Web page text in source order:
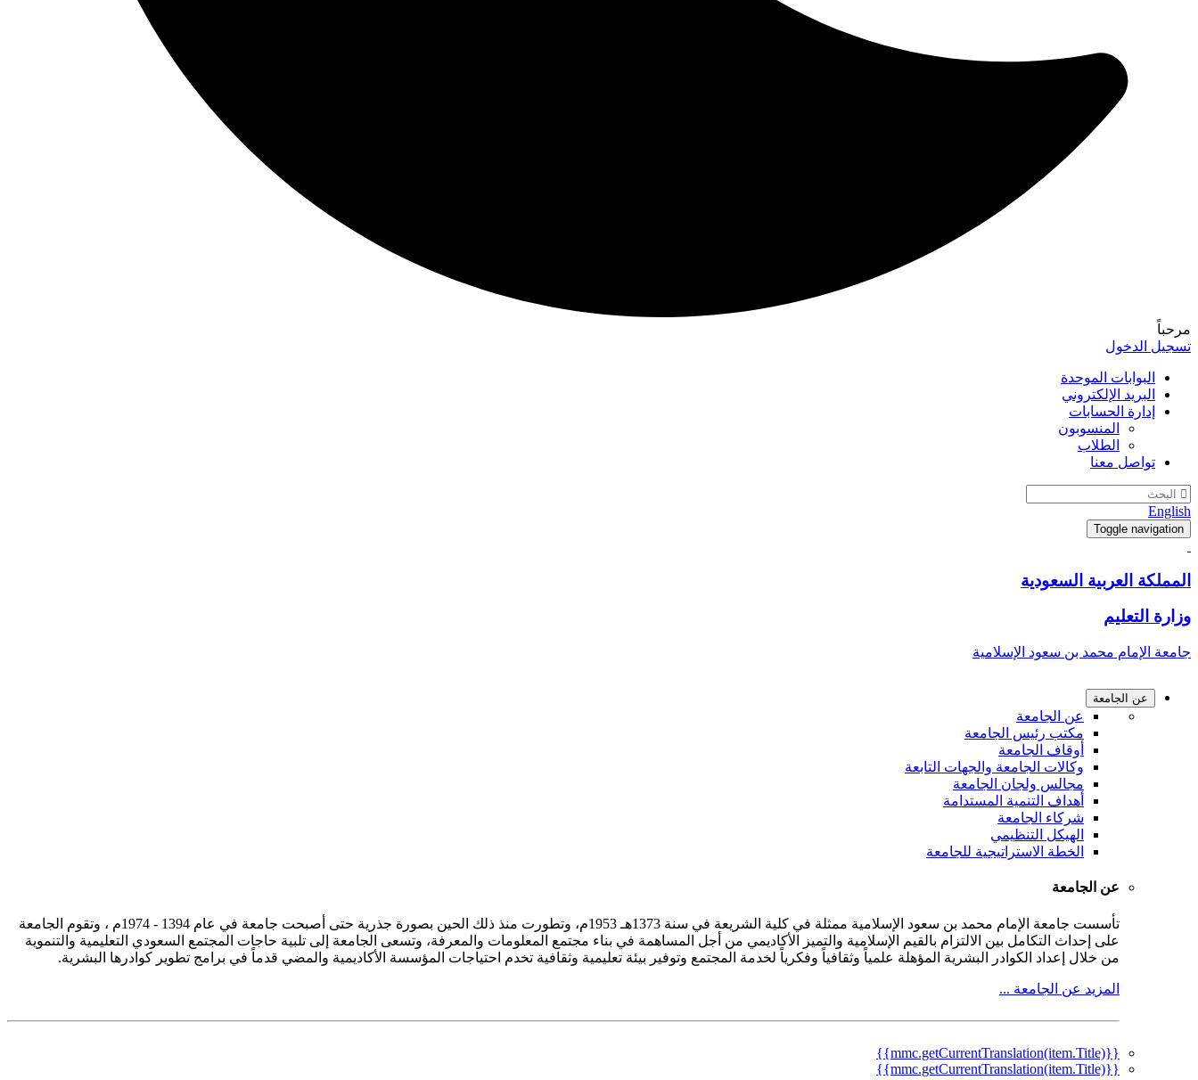
مرحباً
تسجيل الدخول
البوابات الموحدة
البريد الإلكتروني
إدارة الحسابات
المنسوبون
الطلاب
تواصل معنا
English
Toggle navigation
المملكة العربية السعودية
وزارة التعليم
جامعة الإمام محمد بن سعود الإسلامية
عن الجامعة
عن الجامعة
مكتب رئيس الجامعة
أوقاف الجامعة
وكالات الجامعة والجهات التابعة
مجالس ولجان الجامعة
أهداف التنمية المستدامة
شركاء الجامعة
الهيكل التنظيمي
الخطة الاستراتيجية للجامعة
عن الجامعة
تأسست جامعة الإمام محمد بن سعود الإسلامية ممثلة في كلية الشريعة في سنة 1373هـ 1953م، وتطورت منذ ذلك الحين بصورة جذرية حتى أصبحت جامعة في عام 1394 - 1974م ، وتقوم الجامعة
على إحداث التكامل بين الالتزام بالقيم الإسلامية والتميز الأكاديمي من أجل المساهمة في بناء مجتمع المعلومات والمعرفة، وتسعى الجامعة إلى تلبية حاجات المجتمع السعودي التعليمية والتنموية
من خلال إعداد الكوادر البشرية المؤهلة علمياً وثقافياً وفكرياً لخدمة المجتمع وتوفير بيئة تعليمية وثقافية تخدم احتياجات المؤسسة الأكاديمية والمضي قدماً في برامج تطوير كوادرها البشرية.
المزيد عن الجامعة ...
{{mmc.getCurrentTranslation(item.Title)}}
{{mmc.getCurrentTranslation(item.Title)}}